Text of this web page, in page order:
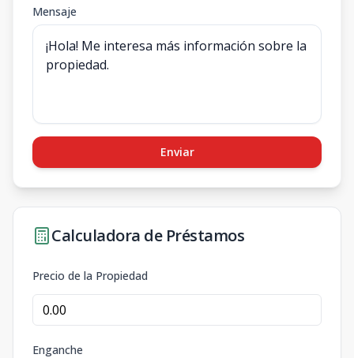
Mensaje
Enviar
Calculadora de Préstamos
Precio de la Propiedad
Enganche